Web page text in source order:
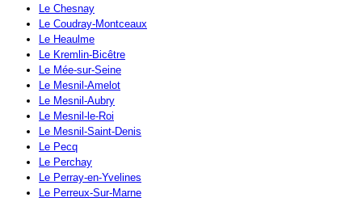
Le Chesnay
Le Coudray-Montceaux
Le Heaulme
Le Kremlin-Bicêtre
Le Mée-sur-Seine
Le Mesnil-Amelot
Le Mesnil-Aubry
Le Mesnil-le-Roi
Le Mesnil-Saint-Denis
Le Pecq
Le Perchay
Le Perray-en-Yvelines
Le Perreux-Sur-Marne